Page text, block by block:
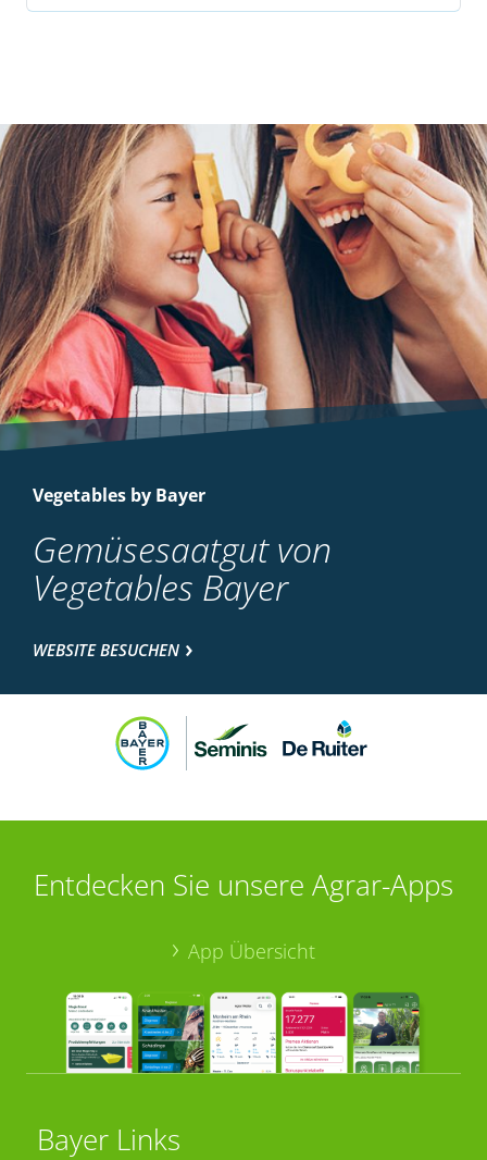
Vegetables by Bayer
Gemüsesaatgut von
Vegetables Bayer
WEBSITE BESUCHEN
Entdecken Sie unsere Agrar-Apps
App Übersicht
Bayer Links